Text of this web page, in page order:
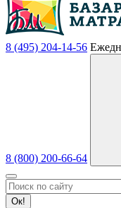
8 (495) 204-14-56
8 (800) 200-66-64
Ок!